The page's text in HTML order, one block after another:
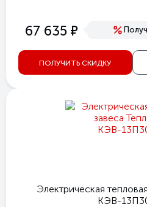
67 635 е
ПОЛУЧИТЬ СКИДКУ
Электрическая
КЭВ-